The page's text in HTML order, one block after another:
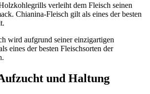
verleiht dem Fleisch seinen
Chianina-Fleisch gilt als eines der besten
wird aufgrund seiner einzigartigen
eines der besten Fleischsorten der
und Haltung